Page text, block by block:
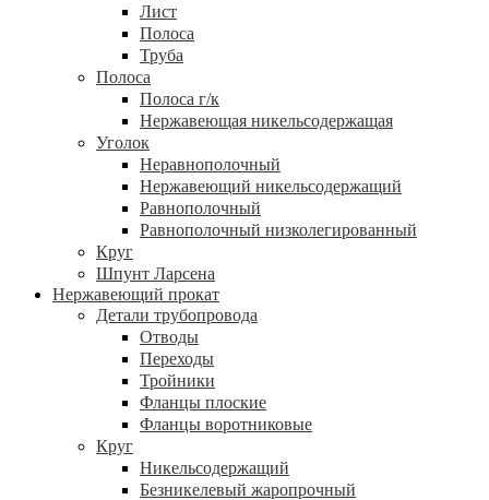
Лист
Полоса
Труба
Полоса
Полоса г/к
Нержавеющая никельсодержащая
Уголок
Неравнополочный
Нержавеющий никельсодержащий
Равнополочный
Равнополочный низколегированный
Круг
Шпунт Ларсена
Нержавеющий прокат
Детали трубопровода
Отводы
Переходы
Тройники
Фланцы плоские
Фланцы воротниковые
Круг
Никельсодержащий
Безникелевый жаропрочный